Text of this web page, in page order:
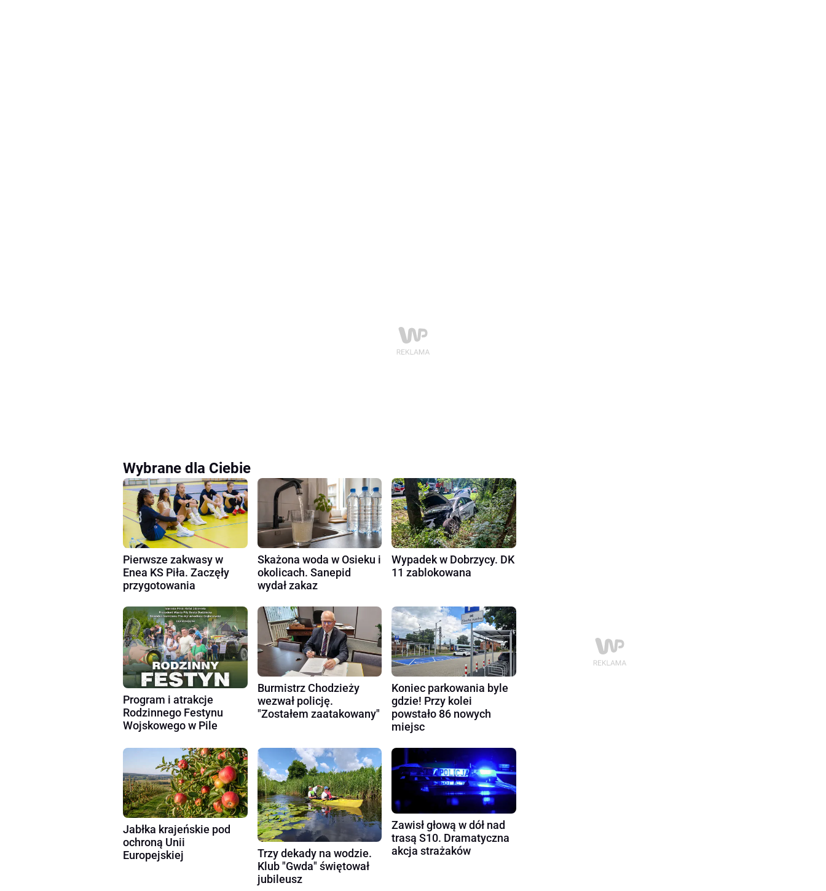
Wybrane dla Ciebie
Pierwsze zakwasy w
Enea KS Piła. Zaczęły
przygotowania
Skażona woda w Osieku i
okolicach. Sanepid
wydał zakaz
Wypadek w Dobrzycy. DK
11 zablokowana
Program i atrakcje
Rodzinnego Festynu
Wojskowego w Pile
Burmistrz Chodzieży
wezwał policję.
"Zostałem zaatakowany"
Koniec parkowania byle
gdzie! Przy kolei
powstało 86 nowych
miejsc
Jabłka krajeńskie pod
ochroną Unii
Europejskiej
Trzy dekady na wodzie.
Klub "Gwda" świętował
jubileusz
Zawisł głową w dół nad
trasą S10. Dramatyczna
akcja strażaków